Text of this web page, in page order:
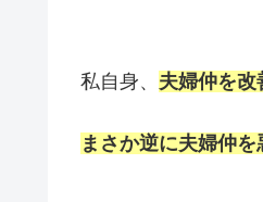
私自身、 夫婦仲を
まさか逆に夫婦仲